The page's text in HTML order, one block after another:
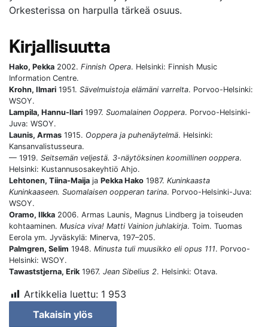
Orkesterissa on harpulla tärkeä osuus.
Kirjallisuutta
Hako, Pekka 2002. Finnish Opera. Helsinki: Finnish Music
Information Centre.
Krohn, Ilmari 1951. Sävelmuistoja elämäni varrelta. Porvoo-Helsinki:
WSOY.
Lampila, Hannu-Ilari 1997. Suomalainen Ooppera. Porvoo-Helsinki-
Juva: WSOY.
Launis, Armas 1915. Ooppera ja puhenäytelmä. Helsinki:
Kansanvalistusseura.
— 1919. Seitsemän veljestä. 3-näytöksinen koomillinen ooppera.
Helsinki: Kustannusosakeyhtiö Ahjo.
Lehtonen, Tiina-Maija ja Pekka Hako 1987. Kuninkaasta
Kuninkaaseen. Suomalaisen oopperan tarina. Porvoo-Helsinki-Juva:
WSOY.
Oramo, Ilkka 2006. Armas Launis, Magnus Lindberg ja toiseuden
kohtaaminen. Musica viva! Matti Vainion juhlakirja. Toim. Tuomas
Eerola ym. Jyväskylä: Minerva, 197–205.
Palmgren, Selim 1948. Minusta tuli muusikko eli opus 111. Porvoo-
Helsinki: WSOY.
Tawaststjerna, Erik1967. Jean Sibelius 2. Helsinki: Otava.
Artikkelia luettu: 1 953
Takaisin ylös